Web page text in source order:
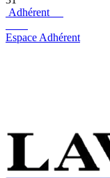
Adhérent
Espace Adhérent